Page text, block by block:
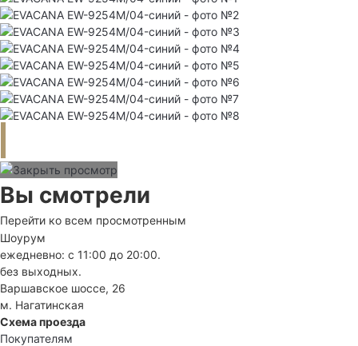
Вы смотрели
Перейти ко всем просмотренным
Шоурум
ежедневно: с 11:00 до 20:00.
без выходных.
Варшавское шоссе, 26
м. Нагатинская
Схема проезда
Покупателям